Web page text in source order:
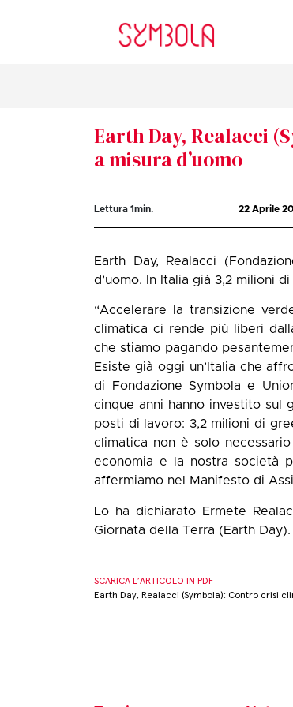
Earth Day, Realacci
a misura d’uomo
Lettura1min. 22 Aprile
Earth Day, Realacci
d’uomo. In Italia già 3,2 milioni
“Accelerare la transizione
climatica ci rende più liberi
che stiamo pagando
Esiste già oggi un’Italia che
di Fondazione Symbola e
cinque anni hanno investito sul
posti di lavoro: 3,2 milioni di
climatica non è solo
economia e la nostra società
affermiamo nel
Manifesto di
Lo ha dichiarato Ermete
Giornata della Terra (Earth Day).
SCARICA L’ARTICOLO IN PDF
Earth Day, Realacci (Symbola): Contro crisi